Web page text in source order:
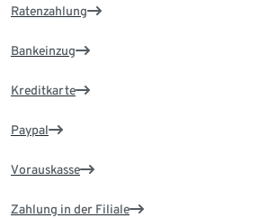
Ratenzahlung
Bankeinzug
Kreditkarte
Paypal
Vorauskasse
Zahlung in der Filiale